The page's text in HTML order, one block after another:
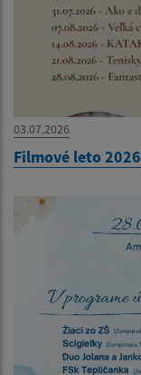
03.07.2026
Filmové leto 2026